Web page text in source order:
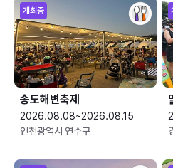
개최중
송도해변축제
2026.08.08~2026.08.15
인천광역시 연수구